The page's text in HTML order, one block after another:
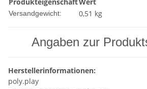
Versandgewicht: 0,51 kg
Angaben zur
Herstellerinformationen:
poly.play